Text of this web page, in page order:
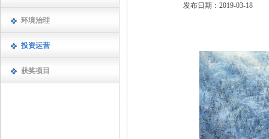
环境治理
投资运营
获奖项目
发布日期：2019-03-18